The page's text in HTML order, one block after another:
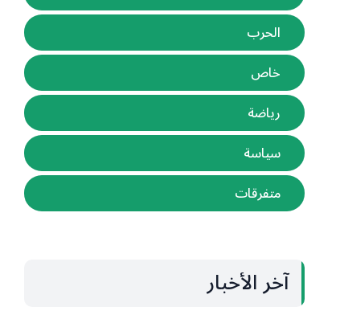
الحرب
خاص
رياضة
سياسة
متفرقات
آخر الأخبار